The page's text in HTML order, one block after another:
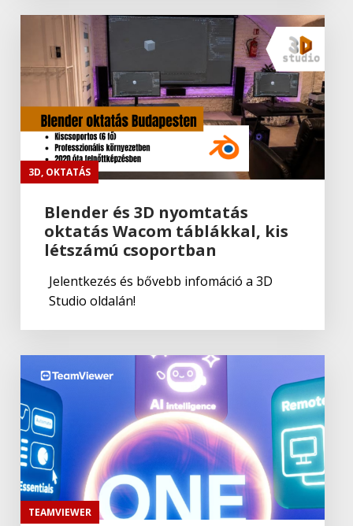
3D, OKTATÁS
Blender és 3D nyomtatás
oktatás Wacom táblákkal, kis
létszámú csoportban
Jelentkezés és bővebb infomáció a 3D
Studio oldalán!
TEAMVIEWER